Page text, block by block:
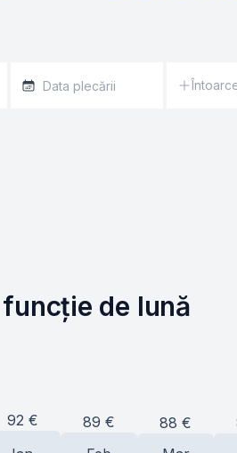
de lună
92 €
89 €
88 €